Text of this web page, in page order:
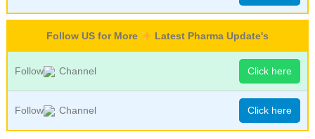
Follow US for More Latest Pharma Update's
Follow Channel Click here
Follow Channel Click here